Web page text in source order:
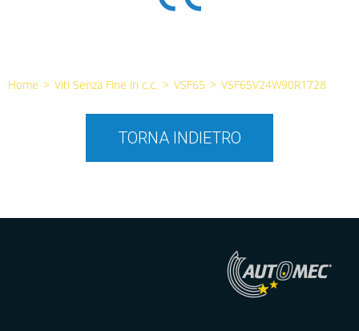
Home > Viti Senza Fine in c.c. > VSF65 > VSF65V24W90R1728
TORNA INDIETRO